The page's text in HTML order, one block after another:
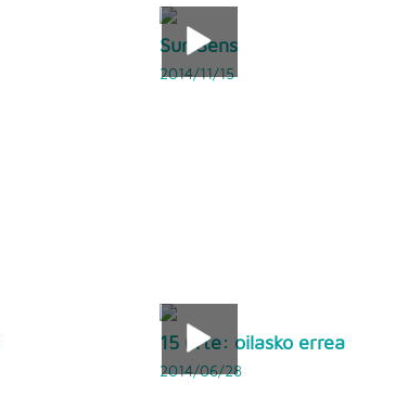
SurfSens
2014/11/15
15 urte: oilasko errea
2014/06/28